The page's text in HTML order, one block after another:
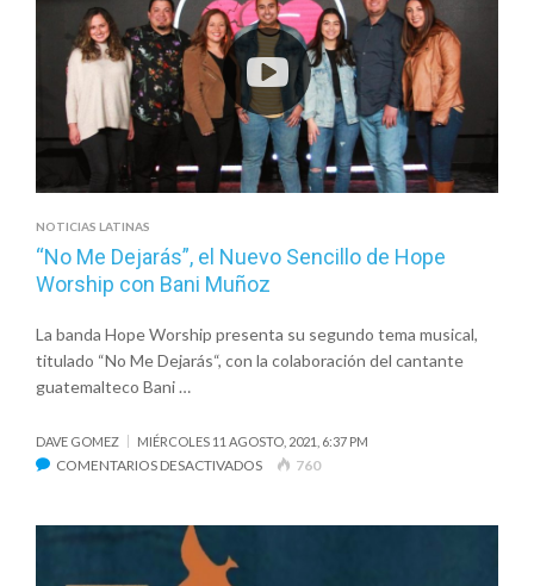
EDICIÓN
DE
LOS
MONITOR
MUSIC
AWARDS
NOTICIAS LATINAS
“No Me Dejarás”, el Nuevo Sencillo de Hope
Worship con Bani Muñoz
La banda Hope Worship presenta su segundo tema musical,
titulado “No Me Dejarás“, con la colaboración del cantante
guatemalteco Bani …
DAVE GOMEZ MIÉRCOLES 11 AGOSTO, 2021, 6:37 PM
COMENTARIOS DESACTIVADOSEN
760